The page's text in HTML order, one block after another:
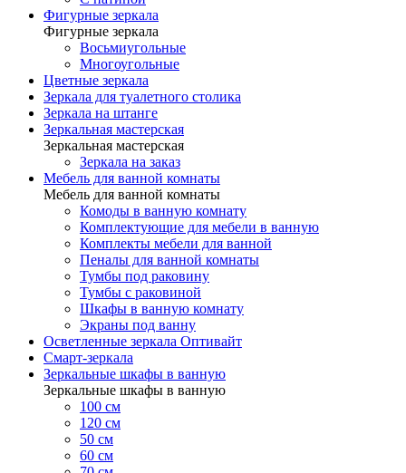
Фигурные зеркала
Фигурные зеркала
Восьмиугольные
Многоугольные
Цветные зеркала
Зеркала для туалетного столика
Зеркала на штанге
Зеркальная мастерская
Зеркальная мастерская
Зеркала на заказ
Мебель для ванной комнаты
Мебель для ванной комнаты
Комоды в ванную комнату
Комплектующие для мебели в ванную
Комплекты мебели для ванной
Пеналы для ванной комнаты
Тумбы под раковину
Тумбы с раковиной
Шкафы в ванную комнату
Экраны под ванну
Осветленные зеркала Оптивайт
Смарт-зеркала
Зеркальные шкафы в ванную
Зеркальные шкафы в ванную
100 см
120 см
50 см
60 см